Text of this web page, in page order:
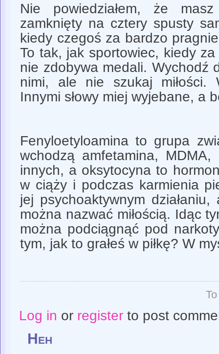
Nie powiedziałem, że
zamknięty na cztery spusty
kiedy czegoś za bardzo
To tak, jak sportowiec, kiedy
nie zdobywa medali. Wychodź
nimi, ale nie szukaj miłości.
Innymi słowy miej wyjebane, a
Fenyloetyloamina to grupa
wchodzą amfetamina,
innych, a oksytocyna to
w ciąży i podczas karmienia
jej psychoaktywnym
można nazwać miłością. Idąc
można podciągnąć pod
tym, jak to grałeś w piłkę? W
Log in or registerto post
Heh